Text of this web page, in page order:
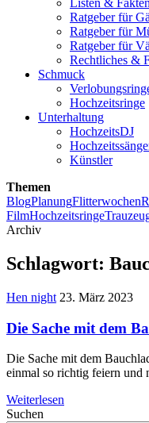
Listen &
Ratgeber für
Ratgeber für
Ratgeber für
Rechtliches &
Schmuck
Hochzeitsringe
Unterhaltung
HochzeitsDJ
Künstler
Themen
BlogPlanungFlitterwochen
FilmHochzeitsringe
Archiv
Schlagwort:
Hen night 23. März 2023
Die Sache mit dem
Die Sache mit dem
einmal so richtig feiern
Weiterlesen
Suchen